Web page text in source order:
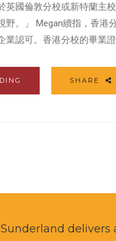
英國倫敦分校或新特蘭主
野。」 Megan續指，香港
業認可。香港分校的畢業
SHARE